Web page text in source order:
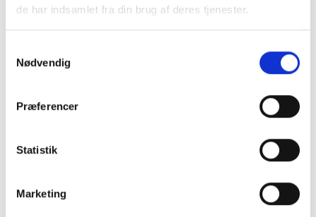
de har indsamlet fra din brug af deres tjenester.
Nødvendig
Præferencer
Statistik
Marketing
Pakkes og sendes på emballagetype:Pakke
Naturprodukt – variationer forekommer
Granit er et naturmateriale, og variationer i farve og
struktur forekommer. Billeder og farveprøver er
Læs mere